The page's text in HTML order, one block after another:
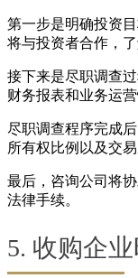
第一步是明确投资
将与投资者合作，
接下来是尽职调查
财务报表和业务运营
尽职调查程序完成
所有权比例以及交
最后，咨询公司将
法律手续。
5. 收购企